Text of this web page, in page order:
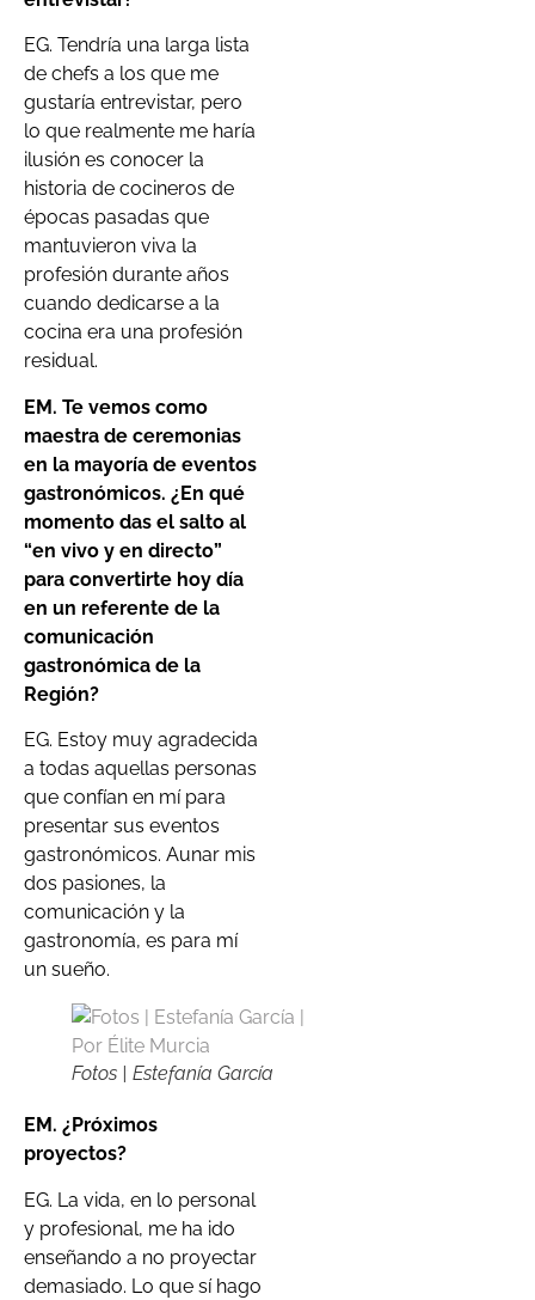
EG. Tendría una larga lista
de chefs a los que me
gustaría entrevistar, pero
lo que realmente me haría
ilusión es conocer la
historia de cocineros de
épocas pasadas que
mantuvieron viva la
profesión durante años
cuando dedicarse a la
cocina era una profesión
residual.
EM. Te vemos como
maestra de ceremonias
en la mayoría de eventos
gastronómicos. ¿En qué
momento das el salto al
“en vivo y en directo”
para convertirte hoy día
en un referente de la
comunicación
gastronómica de la
Región?
EG. Estoy muy agradecida
a todas aquellas personas
que confían en mí para
presentar sus eventos
gastronómicos. Aunar mis
dos pasiones, la
comunicación y la
gastronomía, es para mí
un sueño.
Fotos | Estefanía García
EM. ¿Próximos
proyectos?
EG. La vida, en lo personal
y profesional, me ha ido
enseñando a no proyectar
demasiado. Lo que sí hago